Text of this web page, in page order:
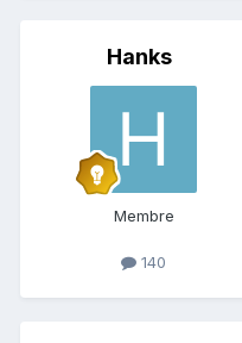
Hanks
Membre
140